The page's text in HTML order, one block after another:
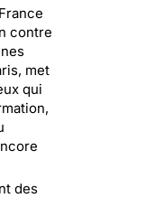
contre
met
qui
des